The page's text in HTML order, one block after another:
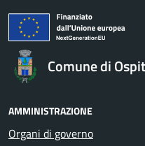
Comune di
AMMINISTRAZIONE
Organi di governo